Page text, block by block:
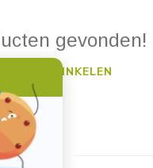
gevonden!
MET WINKELEN
1-